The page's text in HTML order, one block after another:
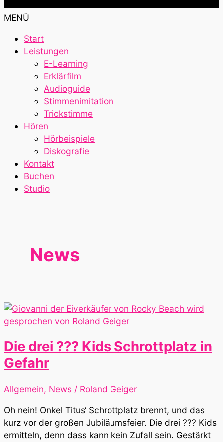
MENÜ
Start
Leistungen
E-Learning
Erklärfilm
Audioguide
Stimmenimitation
Trickstimme
Hören
Hörbeispiele
Diskografie
Kontakt
Buchen
Studio
News
Die drei ??? Kids Schrottplatz in
Gefahr
Allgemein, News / Roland Geiger
Oh nein! Onkel Titus‘ Schrottplatz brennt, und das
kurz vor der großen Jubiläumsfeier. Die drei ??? Kids
ermitteln, denn dass kann kein Zufall sein. Gestärkt